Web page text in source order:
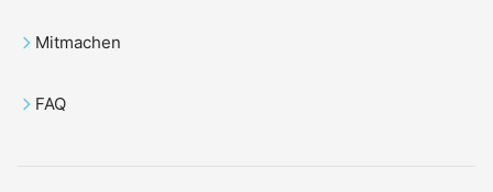
Mitmachen
FAQ